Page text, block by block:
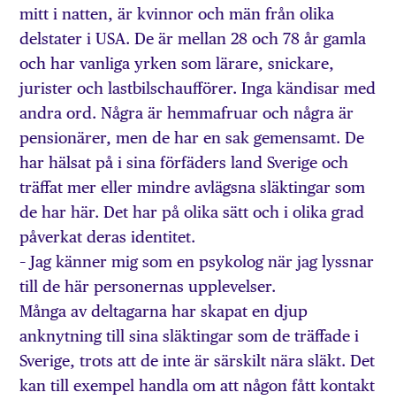
mitt i natten, är kvinnor och män från olika
delstater i USA. De är mellan 28 och 78 år gamla
och har vanliga yrken som lärare, snickare,
jurister och lastbilschaufförer. Inga kändisar med
andra ord. Några är hemmafruar och några är
pensionärer, men de har en sak gemensamt. De
har hälsat på i sina förfäders land Sverige och
träffat mer eller mindre avlägsna släktingar som
de har här. Det har på olika sätt och i olika grad
påverkat deras identitet.
– Jag känner mig som en psykolog när jag lyssnar
till de här personernas upplevelser.
Många av deltagarna har skapat en djup
anknytning till sina släktingar som de träffade i
Sverige, trots att de inte är särskilt nära släkt. Det
kan till exempel handla om att någon fått kontakt